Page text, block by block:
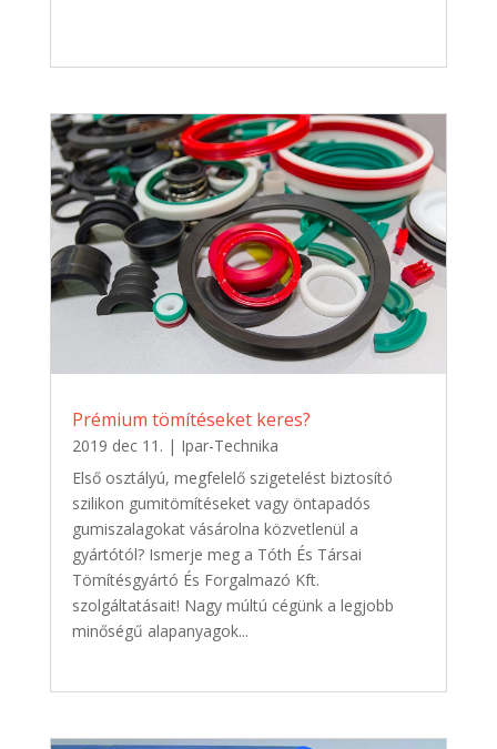
Prémium tömítéseket keres?
2019 dec 11. | Ipar-Technika
Első osztályú, megfelelő szigetelést biztosító
szilikon gumitömítéseket vagy öntapadós
gumiszalagokat vásárolna közvetlenül a
gyártótól? Ismerje meg a Tóth És Társai
Tömítésgyártó És Forgalmazó Kft.
szolgáltatásait! Nagy múltú cégünk a legjobb
minőségű alapanyagok...